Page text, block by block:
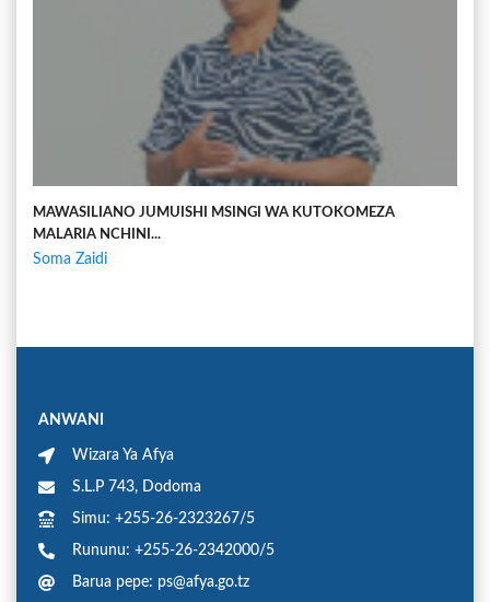
MAWASILIANO JUMUISHI MSINGI WA KUTOKOMEZA
MALARIA NCHINI...
Soma Zaidi
ANWANI
Wizara Ya Afya
S.L.P 743, Dodoma
Simu: +255-26-2323267/5
Rununu: +255-26-2342000/5
Barua pepe: ps@afya.go.tz